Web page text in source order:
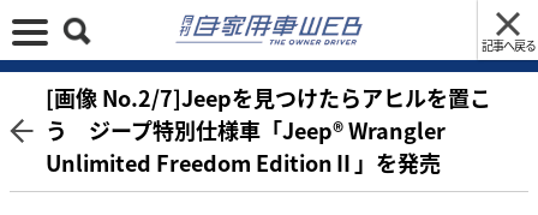
記事へ戻る
[画像 No.2/7]Jeepを見つけたらアヒルを置こ
う ジープ特別仕様車「Jeep® Wrangler
Unlimited Freedom EditionⅡ」を発売